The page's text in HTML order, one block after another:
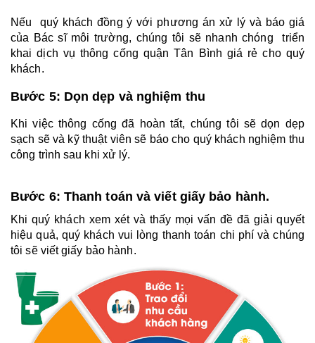
Nếu  quý khách đồng ý với phương án xử lý và báo giá
của Bác sĩ môi trường, chúng tôi sẽ nhanh chóng  triển
khai dịch vụ thông cống quận Tân Bình giá rẻ cho quý
khách.
Bước 5: Dọn dẹp và nghiệm thu
Khi việc thông cống đã hoàn tất, chúng tôi sẽ dọn dẹp
sạch sẽ và kỹ thuật viên sẽ báo cho quý khách nghiệm thu
công trình sau khi xử lý.
Bước 6: Thanh toán và viết giấy bảo hành.
Khi quý khách xem xét và thấy mọi vấn đề đã giải quyết
hiệu quả, quý khách vui lòng thanh toán chi phí và chúng
tôi sẽ viết giấy bảo hành.